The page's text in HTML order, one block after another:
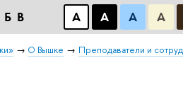
А А А А
О Вышке Преподаватели и